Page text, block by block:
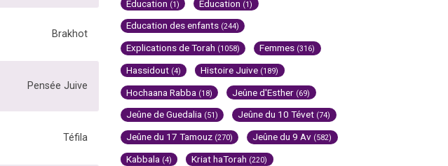
Brakhot
Pensée Juive
Téfila
Education (1) Education (1)
Education des enfants (244)
Explications de Torah (1058) Femmes (316)
Hassidout (4) Histoire Juive (189)
Hochaana Rabba (18) Jeûne d'Esther (69)
Jeûne de Guedalia (51) Jeûne du 10 Tévet (74)
Jeûne du 17 Tamouz (270) Jeûne du 9 Av (582)
Kabbala (4) Kriat haTorah (220)